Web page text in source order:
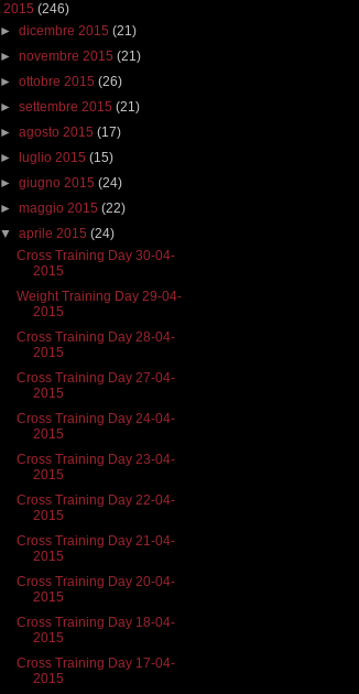
2015 (246)
►dicembre 2015(21)
►novembre 2015(21)
►ottobre 2015(26)
►settembre 2015(21)
►agosto 2015(17)
►
luglio 2015(15)
►giugno 2015(24)
►maggio 2015(22)
▼aprile 2015(24)
Cross Training Day 30-04-
2015
Weight Training Day 29-04-
2015
Cross Training Day 28-04-
2015
Cross Training Day 27-04-
2015
Cross Training Day 24-04-
2015
Cross Training Day 23-04-
2015
Cross Training Day 22-04-
2015
Cross Training Day 21-04-
2015
Cross Training Day 20-04-
2015
Cross Training Day 18-04-
2015
Cross Training Day 17-04-
2015